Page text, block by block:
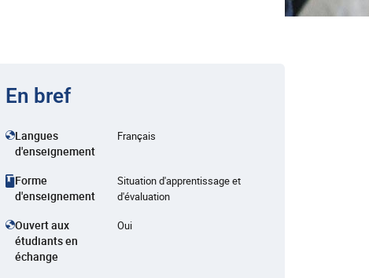
En bref
Langues
d'enseignement
Français
Forme
d'enseignement
Situation d'apprentissage et
d'évaluation
Ouvert aux
étudiants en
échange
Oui